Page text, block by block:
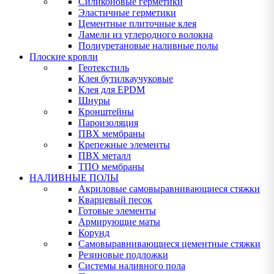
Эластичные герметики
Цементные плиточные клея
Ламели из углеродного волокна
Полиуретановые наливные полы
Плоские кровли
Геотекстиль
Клея бутилкаучуковые
Клея для EPDM
Шнуры
Кронштейны
Пароизоляция
ПВХ мембраны
Крепежные элементы
ПВХ металл
ТПО мембраны
НАЛИВНЫЕ ПОЛЫ
Акриловые самовыравнивающиеся стяжки
Кварцевый песок
Готовые элементы
Армирующие маты
Корунд
Самовыравнивающиеся цементные стяжки
Резиновые подложки
Системы наливного пола